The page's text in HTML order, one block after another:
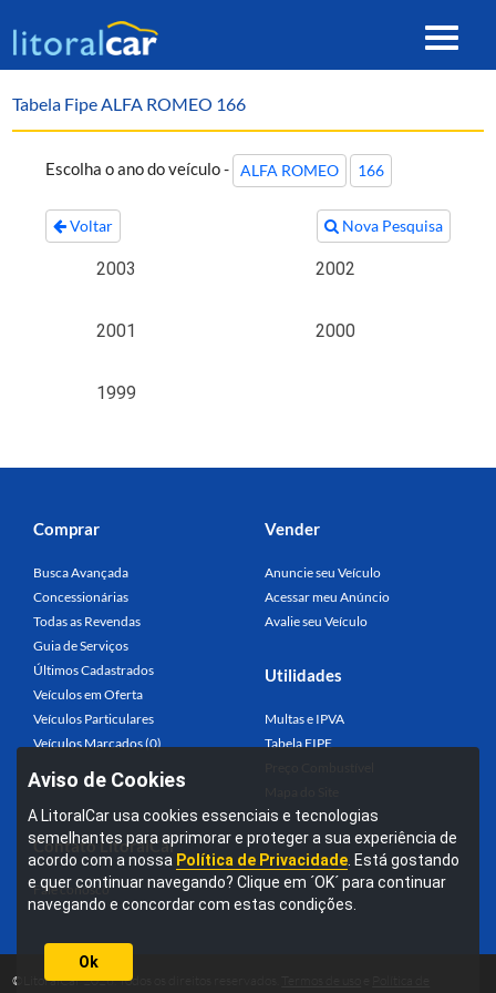
Toggle
Tabela Fipe ALFA ROMEO 166
Escolha o ano do veículo - ALFA ROMEO 166
Voltar Nova Pesquisa
2003 2002
2001 2000
1999
Comprar
Busca Avançada
Concessionárias
Todas as Revendas
Guia de Serviços
Últimos Cadastrados
Veículos em Oferta
Veículos Particulares
Veículos Marcados (0)
Vender
Anuncie seu Veículo
Acessar meu Anúncio
Avalie seu Veículo
Utilidades
Multas e IPVA
Tabela FIPE
Contato LitoralCar
Fale conosco
©LitoralCar 2026. Todos os direitos reservados.
Aviso de Cookies
A LitoralCar usa cookies essenciais e tecnologias
semelhantes para aprimorar e proteger a sua experiência de
acordo com a nossa Política de Privacidade . Está gostando
e quer continuar navegando? Clique em ´OK´ para continuar
navegando e concordar com estas condições.
Ok